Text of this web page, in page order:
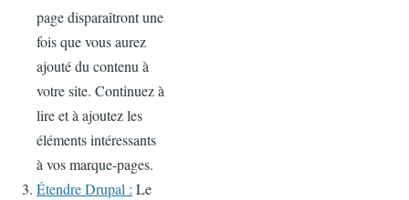
page disparaîtront une
fois que vous aurez
ajouté du contenu à
votre site. Continuez à
lire et à ajoutez les
éléments intéressants
à vos marque-pages.
Étendre Drupal : Le